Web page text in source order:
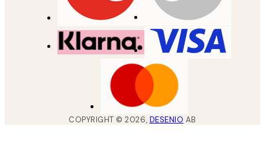
COPYRIGHT ©2026, DESENIO AB